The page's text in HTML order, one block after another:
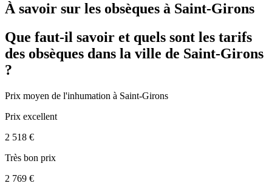
À savoir sur les obsèques à Saint-Girons
Que faut-il savoir et quels sont les tarifs
des obsèques dans la ville de Saint-Girons
?
Prix moyen de l'inhumation à Saint-Girons
Prix excellent
2 518 €
Très bon prix
2 769 €